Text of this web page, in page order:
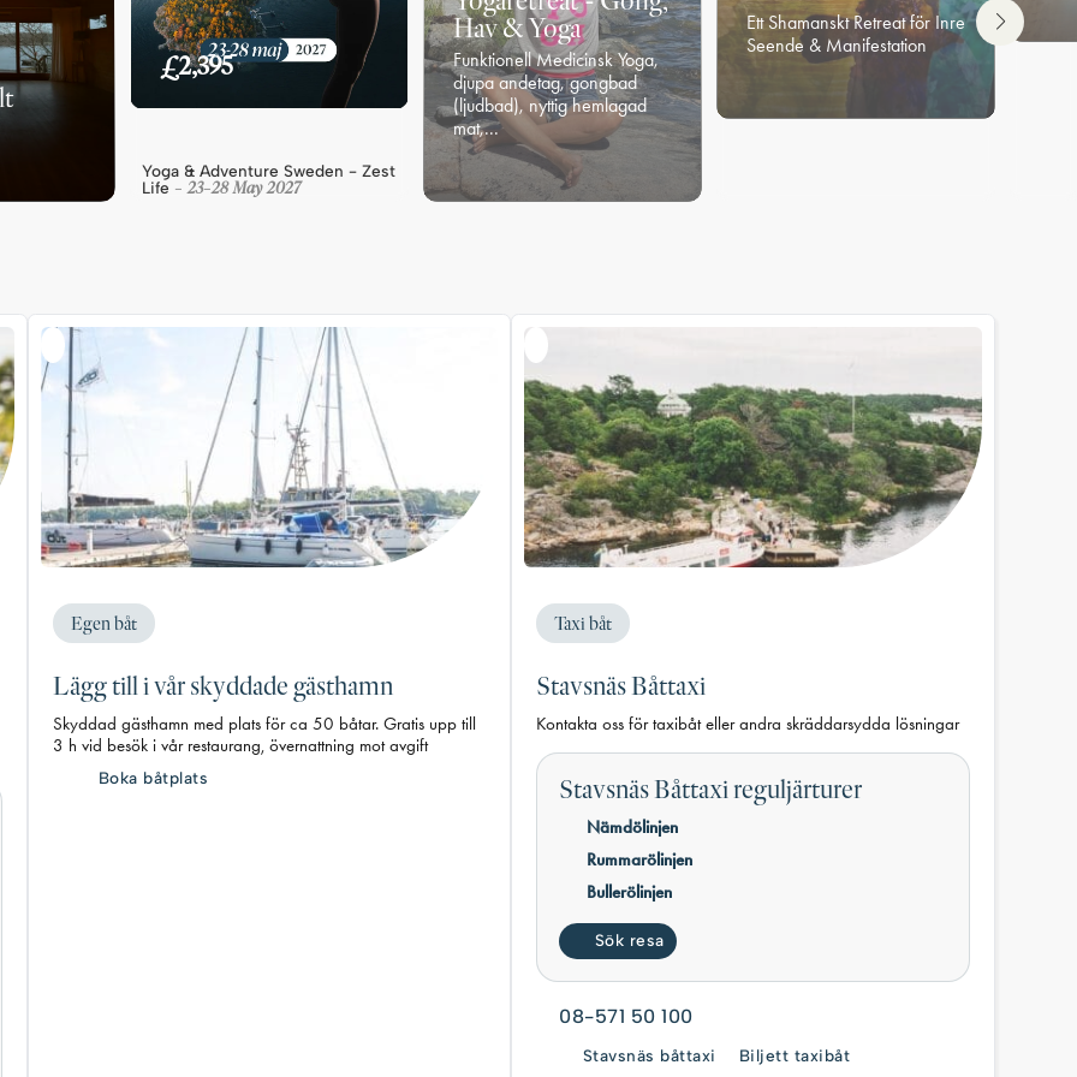
£2,395
Yoga & Adventure Sweden - Zest
Life -23-28 May 2027
Hav & Yoga
Funktionell Medicinsk Yoga,
djupa andetag, gongbad
(ljudbad), nyttig hemlagad
mat,...
8550kr
/gäst
Ett Shamanskt Retreat för Inre
Seende & Manifestation
8 400
Egen båt
Lägg till i vår skyddade gästhamn
Skyddad gästhamn med plats för ca 50 båtar. Gratis upp till
3 h vid besök i vår restaurang, övernattning mot avgift
Boka båtplats
Taxi båt
Stavsnäs Båttaxi
Kontakta oss för taxibåt eller andra skräddarsydda lösningar
Stavsnäs Båttaxi reguljärturer
Nämdölinjen
Rummarölinjen
Bullerölinjen
Sök resa
08-571 50 100
Stavsnäs båttaxi Biljett taxibåt